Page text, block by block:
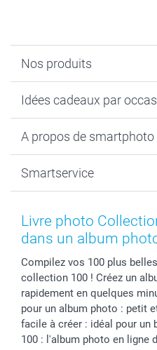
Nos produits
Calendrier photo & Agenda
Tirage photo &
Faire-part & Cartes
Coques smartphone
Stickers & Etiquettes
Dénicheur d'idées cadeau
Idées cadeaux par
Anniversaire
Naissance & baptême
Fête des Mères
Fête des Pères
Baptême
Toussaint
Rentrée des classes
Saint-Valentin
Vacances
A propos de smartphoto
Plan du site
Droit de rétraction
Plaintes
Gestion des cookies
Tarifs
Partenariats & Influence
Investisseurs
Smartservice
Aide
smartbonus
Livraison
Modes de paiement
Grandes quantités
Statut de ma commande
Livre photo
dans un album
Compilez vos 100 plus
collection 100 ! Créez un
rapidement en quelques
pour un album photo : petit
facile à créer : idéal pour
100 : l'album photo en ligne